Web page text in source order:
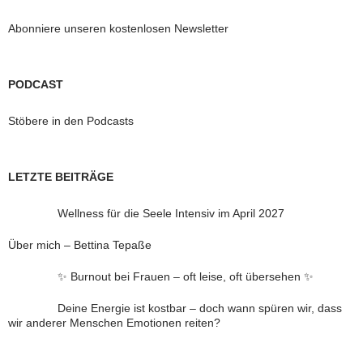
Abonniere unseren kostenlosen Newsletter
PODCAST
Stöbere in den Podcasts
LETZTE BEITRÄGE
Wellness für die Seele Intensiv im April 2027
Über mich – Bettina Tepaße
✨ Burnout bei Frauen – oft leise, oft übersehen ✨
Deine Energie ist kostbar – doch wann spüren wir, dass
wir anderer Menschen Emotionen reiten?